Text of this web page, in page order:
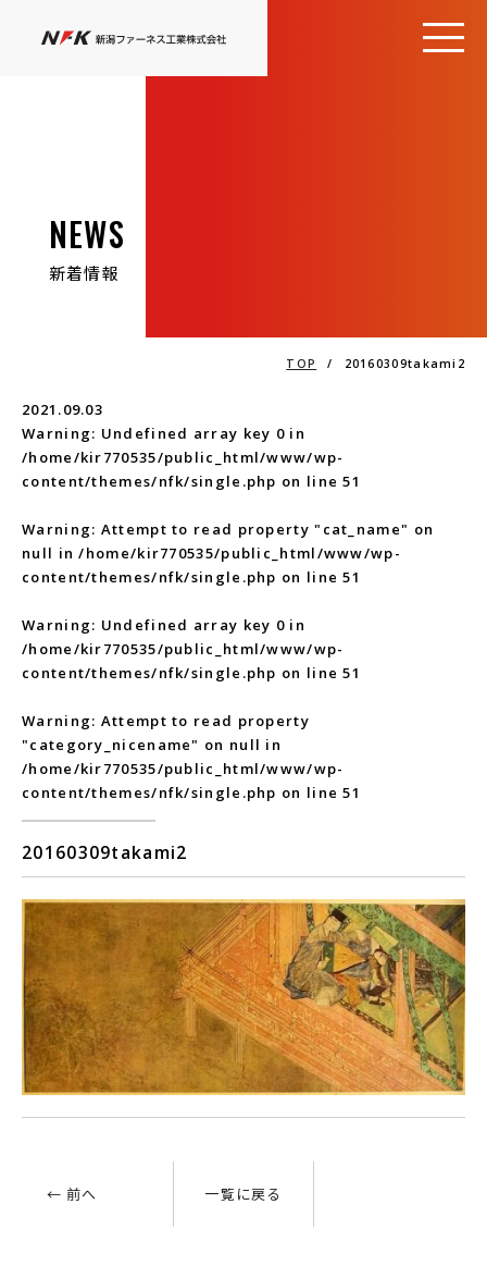
NEWS
新着情報
TOP / 20160309takami2
2021.09.03
Warning: Undefined array key 0 in
/home/kir770535/public_html/www/wp-
content/themes/nfk/single.php on line51
Warning: Attempt to read property "cat_name" on
null in/home/kir770535/public_html/www/wp-
content/themes/nfk/single.php on line51
Warning: Undefined array key 0 in
/home/kir770535/public_html/www/wp-
content/themes/nfk/single.php on line51
Warning: Attempt to read property
"category_nicename" on null in
/home/kir770535/public_html/www/wp-
content/themes/nfk/single.php on line51
20160309takami2
← 前へ 一覧に戻る